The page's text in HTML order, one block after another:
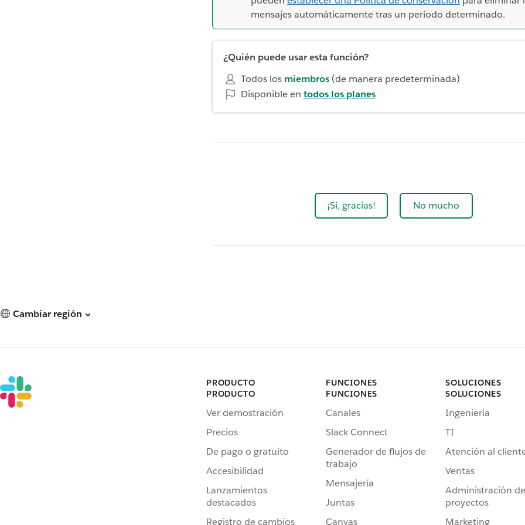
mensajes automáticamente tras un período determinado.
¿Quién puede usar esta función?
Todos los miembros (de manera predeterminada)
Disponible en todos los planes
¡Sí, gracias! No mucho
Cambiar región
PRODUCTO
PRODUCTO
Ver demostración
Precios
De pago o gratuito
Accesibilidad
Lanzamientos
destacados
Registro de cambios
FUNCIONES
FUNCIONES
Canales
Slack Connect
Generador de flujos de
trabajo
Mensajería
Juntas
Canvas
SOLUCIONES
SOLUCIONES
Ingeniería
TI
Atención al
Ventas
Administración de
proyectos
Marketing